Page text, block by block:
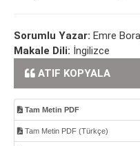
Sorumlu Yazar: Emre
Makale Dili: İngilizce
ATIF KOPYALA
Tam Metin PDF
Tam Metin PDF (Türkçe)